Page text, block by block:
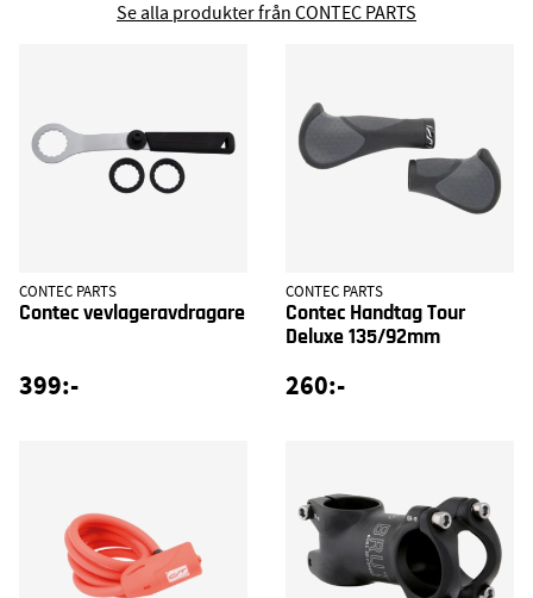
Se alla produkter från CONTEC PARTS
CONTEC PARTS
Contec vevlageravdragare
399:-
CONTEC PARTS
Contec Handtag Tour
Deluxe 135/92mm
260:-